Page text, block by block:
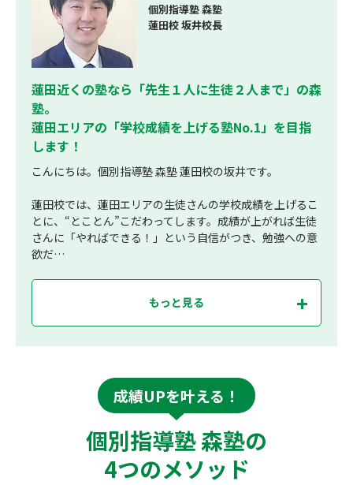
個別指導塾 森塾
蓮田校 坂井校長
蓮田近くの塾なら「先生１人に生徒２人まで」の森
塾。
蓮田エリアの「学校成績を上げる塾No.1」を目指
します！
こんにちは。個別指導塾 森塾 蓮田校の坂井です。
蓮田校では、蓮田エリアの生徒さんの学校成績を上げるこ
とに、“とことん”こだわってします。成績が上がれば生徒
さんに「やればできる！」という自信がつき、勉強への意
欲だ…
もっと見る
成績UPを叶える！
個別指導塾 森塾の
4つのメソッド